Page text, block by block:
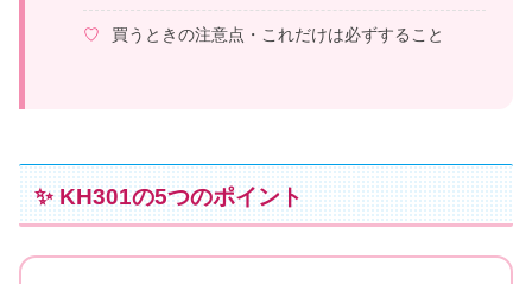
買うときの注意点・これだけは必ずすること
✨ KH301の5つのポイント